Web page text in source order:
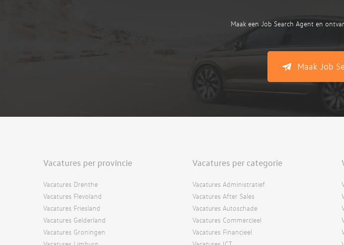
Maak een Job Search Agent en
Maak Job
Vacatures per provincie
Vacatures Drenthe
Vacatures Flevoland
Vacatures Friesland
Vacatures Gelderland
Vacatures Groningen
Vacatures per categorie
Vacatures Administratief
Vacatures After Sales
Vacatures Autoschade
Vacatures Commercieel
Vacatures Financieel